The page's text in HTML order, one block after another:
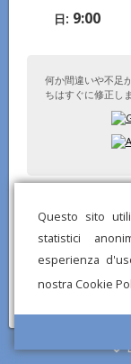
Questo sito
statistici
esperienza
nostra Cookie
日: 9:00
何か間違いや不足
ちはすぐに修正し